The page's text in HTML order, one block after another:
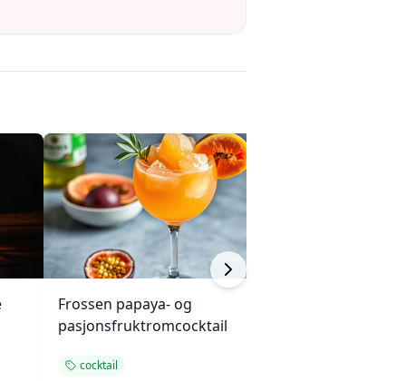
Frossen papaya- og
pasjonsfruktromcocktail
cocktail